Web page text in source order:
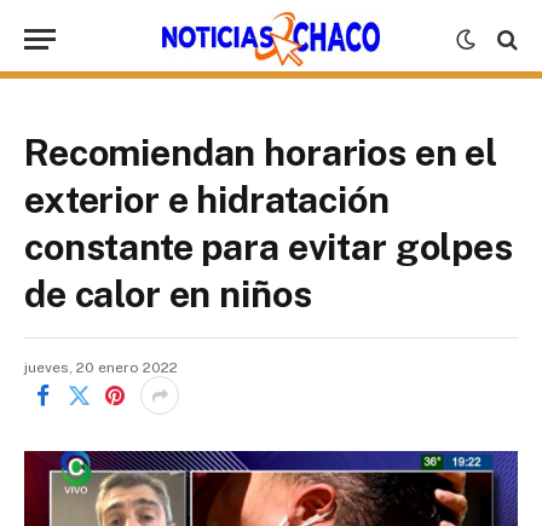
Recomiendan horarios en el
exterior e hidratación
constante para evitar golpes
de calor en niños
jueves, 20 enero 2022